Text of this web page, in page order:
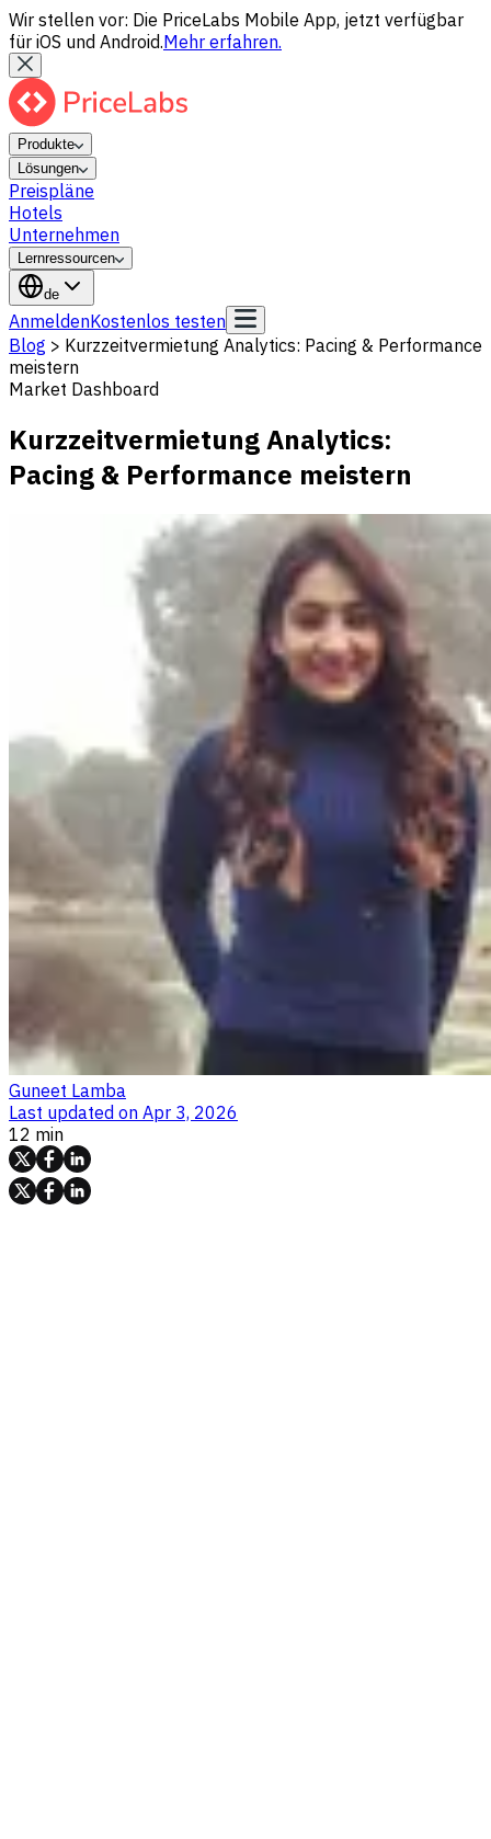
Wir stellen vor: Die PriceLabs Mobile App, jetzt verfügbar
für iOS und Android.Mehr erfahren.
Produkte
Lösungen
Preispläne
Hotels
Unternehmen
Lernressourcen
de
AnmeldenKostenlos testen
Blog > Kurzzeitvermietung Analytics: Pacing & Performance
meistern
Market Dashboard
Kurzzeitvermietung Analytics:
Pacing & Performance meistern
Guneet Lamba
Last updated on Apr 3, 2026
12 min